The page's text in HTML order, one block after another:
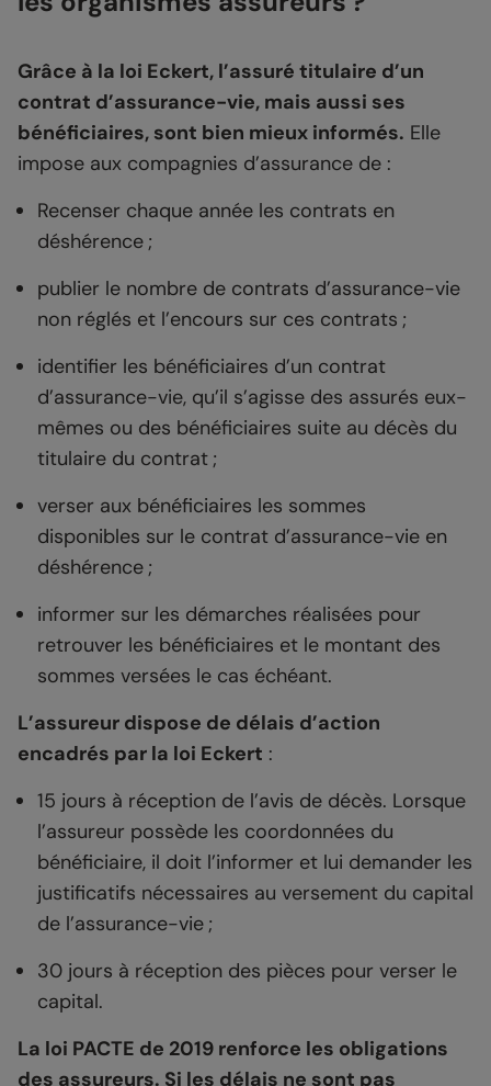
Grâce à la loi Eckert, l’assuré titulaire d’un
contrat d’assurance-vie, mais aussi ses
bénéficiaires, sont bien mieux informés. Elle
impose aux compagnies d’assurance de :
Recenser chaque année les contrats en
déshérence ;
publier le nombre de contrats d’assurance-vie
non réglés et l’encours sur ces contrats ;
identifier les bénéficiaires d’un contrat
d’assurance-vie, qu’il s’agisse des assurés eux-
mêmes ou des bénéficiaires suite au décès du
titulaire du contrat ;
verser aux bénéficiaires les sommes
disponibles sur le contrat d’assurance-vie en
déshérence ;
informer sur les démarches réalisées pour
retrouver les bénéficiaires et le montant des
sommes versées le cas échéant.
L’assureur dispose de délais d’action
encadrés par la loi Eckert :
15 jours à réception de l’avis de décès. Lorsque
l’assureur possède les coordonnées du
bénéficiaire, il doit l’informer et lui demander les
justificatifs nécessaires au versement du capital
de l’assurance-vie ;
30 jours à réception des pièces pour verser le
capital.
La loi PACTE de 2019 renforce les obligations
des assureurs. Si les délais ne sont pas